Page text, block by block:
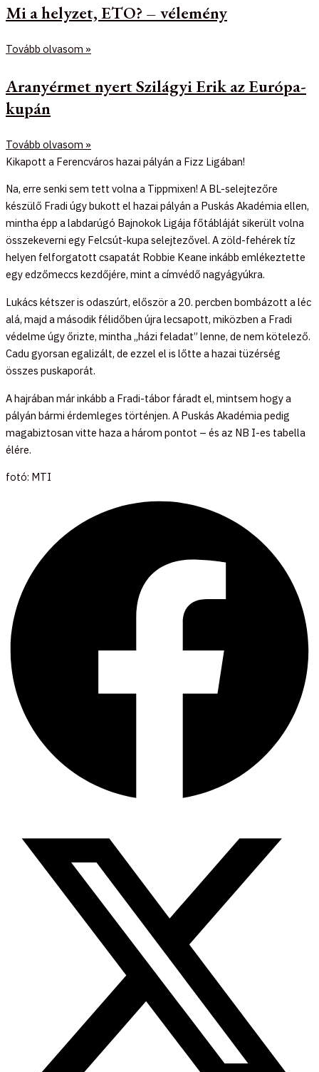
Mi a helyzet, ETO? – vélemény
Tovább olvasom »
Aranyérmet nyert Szilágyi Erik az Európa-
kupán
Tovább olvasom »
Kikapott a Ferencváros hazai pályán a Fizz Ligában!
Na, erre senki sem tett volna a Tippmixen! A BL-selejtezőre
készülő Fradi úgy bukott el hazai pályán a Puskás Akadémia ellen,
mintha épp a labdarúgó Bajnokok Ligája főtábláját sikerült volna
összekeverni egy Felcsút-kupa selejtezővel. A zöld-fehérek tíz
helyen felforgatott csapatát Robbie Keane inkább emlékeztette
egy edzőmeccs kezdőjére, mint a címvédő nagyágyúkra.
Lukács kétszer is odaszúrt, először a 20. percben bombázott a léc
alá, majd a második félidőben újra lecsapott, miközben a Fradi
védelme úgy őrizte, mintha „házi feladat” lenne, de nem kötelező.
Cadu gyorsan egalizált, de ezzel el is lőtte a hazai tüzérség
összes puskaporát.
A hajrában már inkább a Fradi-tábor fáradt el, mintsem hogy a
pályán bármi érdemleges történjen. A Puskás Akadémia pedig
magabiztosan vitte haza a három pontot – és az NB I-es tabella
élére.
fotó: MTI